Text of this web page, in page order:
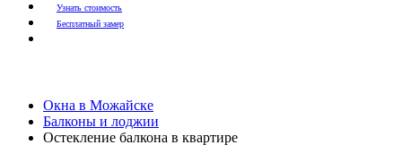
Узнать стоимость
Бесплатный замер
Окна в Можайске
Балконы и лоджии
Остекление балкона в квартире